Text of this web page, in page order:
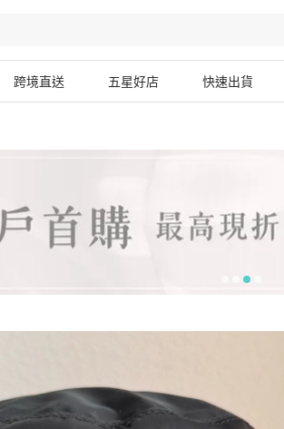
跨境直送 五星好店 快速出貨